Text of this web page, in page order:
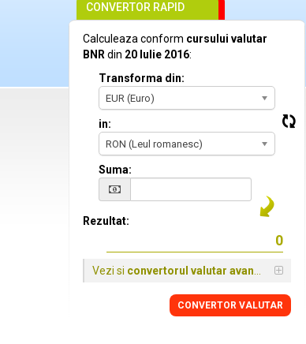
CONVERTOR RAPID
Calculeaza conform cursului valutar
BNR din 20 Iulie 2016:
Transforma din:
EUR (Euro)
in:
RON (Leul romanesc)
Suma:
Rezultat:
Vezi si convertorul valutar avansat
CONVERTOR VALUTAR